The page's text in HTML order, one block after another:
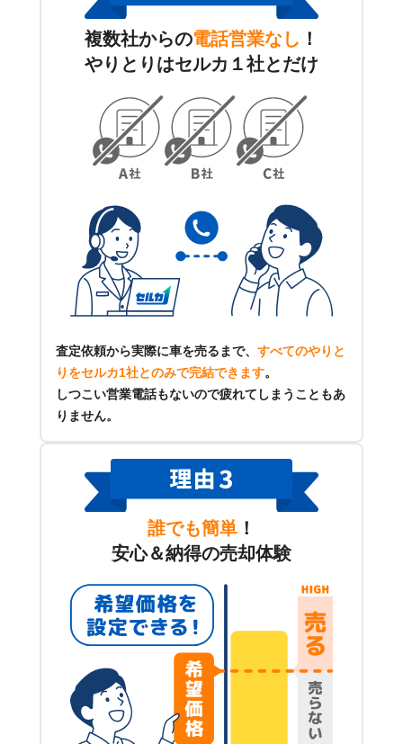
複数社からの電話営業なし ！
やりとりはセルカ１社とだけ
査定依頼から実際に車を売るまで、 すべてのやりと
りをセルカ1社とのみで完結できます。
しつこい営業電話もないので疲れてしまうこともあ
りません。
誰でも簡単 ！
安心＆納得の売却体験